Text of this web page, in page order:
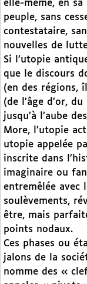
elle-même, en
peuple, sans
contestataire,
nouvelles de
Si l’utopie
que le discours
(en des régions,
(de l’âge d’or,
jusqu’à l’aube
More, l’utopie
utopie appelée
inscrite dans
imaginaire ou
entremêlée avec
soulèvements,
être, mais
points nodaux.
Ces phases ou
jalons de la
nomme des «